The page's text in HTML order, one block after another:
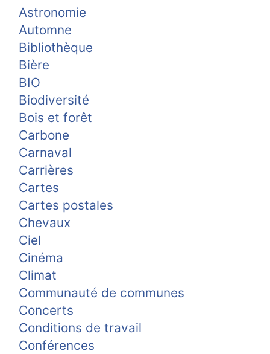
Astronomie
Automne
Bibliothèque
Bière
BIO
Biodiversité
Bois et forêt
Carbone
Carnaval
Carrières
Cartes
Cartes postales
Chevaux
Ciel
Cinéma
Climat
Communauté de communes
Concerts
Conditions de travail
Conférences